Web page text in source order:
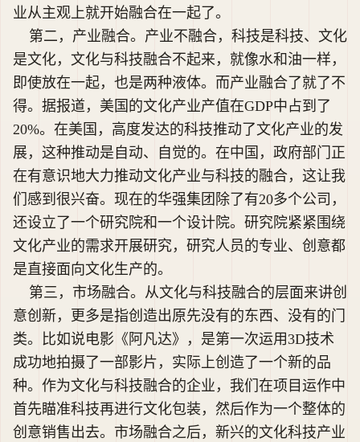
业从主观上就开始融合在一起了。
第二，产业融合。产业不融合，科技是科技、文化
是文化，文化与科技融合不起来，就像水和油一样，
即使放在一起，也是两种液体。而产业融合了就了不
得。据报道，美国的文化产业产值在GDP中占到了
20%。在美国，高度发达的科技推动了文化产业的发
展，这种推动是自动、自觉的。在中国，政府部门正
在有意识地大力推动文化产业与科技的融合，这让我
们感到很兴奋。现在的华强集团除了有20多个公司，
还设立了一个研究院和一个设计院。研究院紧紧围绕
文化产业的需求开展研究，研究人员的专业、创意都
是直接面向文化生产的。
第三，市场融合。从文化与科技融合的层面来讲创
意创新，更多是指创造出原先没有的东西、没有的门
类。比如说电影《阿凡达》，是第一次运用3D技术
成功地拍摄了一部影片，实际上创造了一个新的品
种。作为文化与科技融合的企业，我们在项目运作中
首先瞄准科技再进行文化包装，然后作为一个整体的
创意销售出去。市场融合之后，新兴的文化科技产业